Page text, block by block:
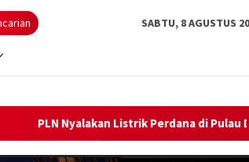
SABTU, 8 AGUSTUS
di Pulau Dudepo, Rasio Desa Berlistrik